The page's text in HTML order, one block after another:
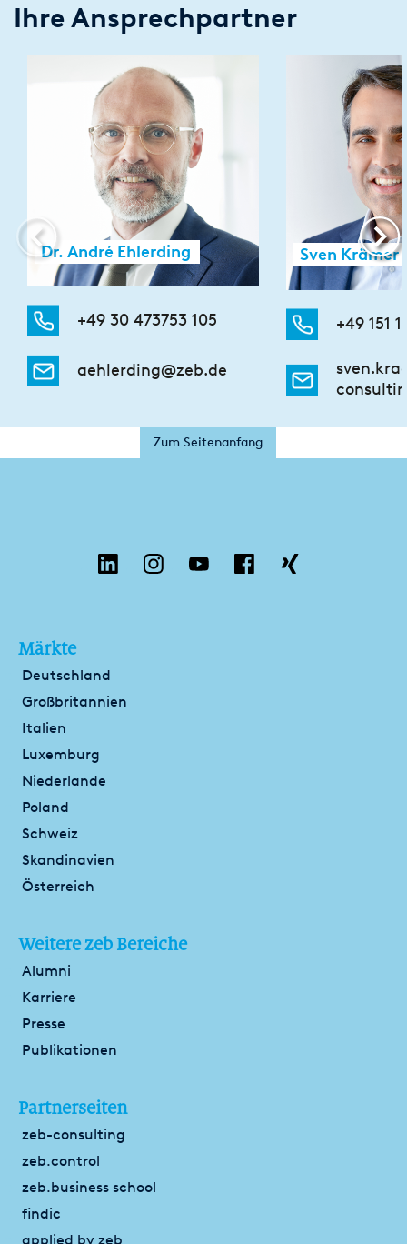
Ihre Ansprechpartner
Dr. André Ehlerding
+49 30 473753 105
aehlerding@zeb.de
Sven Krämer
+49 151
Zum Seitenanfang
Märkte
Deutschland
Großbritannien
Italien
Luxemburg
Niederlande
Poland
Schweiz
Skandinavien
Österreich
Weitere zeb Bereiche
Alumni
Karriere
Presse
Publikationen
Partnerseiten
zeb-consulting
zeb.control
zeb.business school
findic
applied by zeb